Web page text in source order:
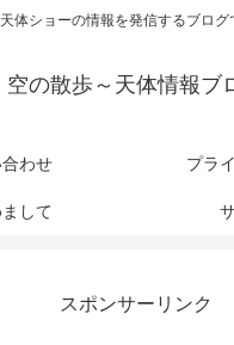
天体ショーの情報を発信するブログ
空の散歩～天体情報ブ
わせ プラ
して
スポンサーリンク